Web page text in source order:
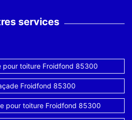
services
pour toiture Froidfond 85300
Froidfond 85300
pour toiture Froidfond 85300